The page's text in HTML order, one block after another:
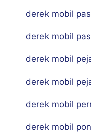
derek mobil
derek mobil
derek mobil
derek mobil
derek mobil
derek mobil